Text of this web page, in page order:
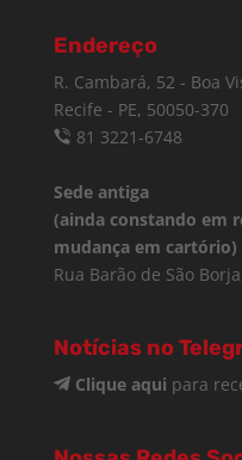
Endereço
R. Cambará, 52 - Boa
Recife - PE, 50050-370
81 3221-6748
Sede antiga
(ainda constando em
mudança em cartório)
Rua Barão de São
Notícias no
Clique aqui para